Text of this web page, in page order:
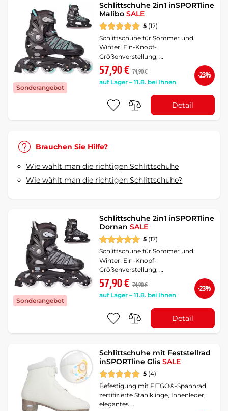
Sonderangebot
Schlittschuhe 2in1 inSPORTline
MaliboSALE
5 (12)
Schlittschuhe für Sommer und
Winter! Ein-Knopf-
Größenverstellung, …
57,90 € 74,90 €
auf Lager – 11.8. bei Ihnen
-23%
Detail
Brauchen Sie Hilfe?
Wie wählt man die richtigen Schlittschuhe
Wie wählt man die richtigen Schlittschuhe?
Sonderangebot
Schlittschuhe 2in1 inSPORTline
DornanSALE
5 (17)
Schlittschuhe für Sommer und
Winter! Ein-Knopf-
Größenverstellung, …
57,90 € 74,90 €
auf Lager – 11.8. bei Ihnen
-23%
Detail
Schlittschuhe mit Feststellrad
inSPORTline GlisSALE
5 (4)
Befestigung mit FITGO®-Spannrad,
zertifizierte Stahlklinge, Innenleder,
elegantes …